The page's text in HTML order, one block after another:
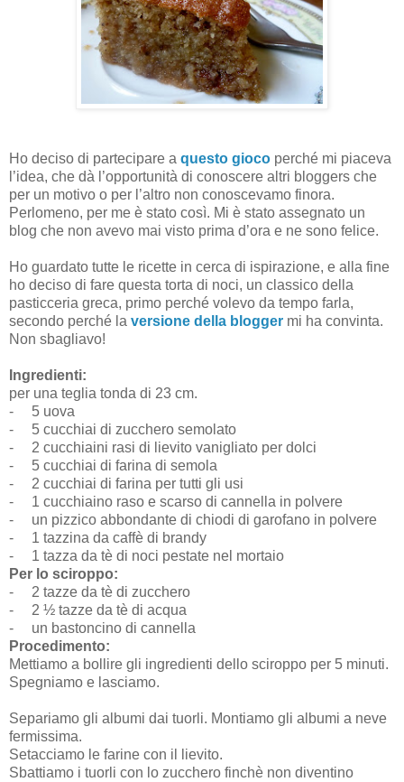
Ho deciso di partecipare a questo gioco perché mi piaceva
l’idea, che dà l’opportunità di conoscere altri bloggers che
per un motivo o per l’altro non conoscevamo finora.
Perlomeno, per me è stato così. Mi è stato assegnato un
blog che non avevo mai visto prima d’ora e ne sono felice.
Ho guardato tutte le ricette in cerca di ispirazione, e alla fine
ho deciso di fare questa torta di noci, un classico della
pasticceria greca, primo perché volevo da tempo farla,
secondo perché la versione della blogger mi ha convinta.
Non sbagliavo!
Ingredienti:
per una teglia tonda di 23 cm.
-
5 uova
-
5 cucchiai di zucchero semolato
-
2 cucchiaini rasi di lievito vanigliato per dolci
-
5 cucchiai di farina di semola
-
2 cucchiai di farina per tutti gli usi
-
1 cucchiaino raso e scarso di cannella in polvere
-
un pizzico abbondante di chiodi di garofano in polvere
-
1 tazzina da caffè di brandy
-
1 tazza da tè di noci pestate nel mortaio
Per lo sciroppo:
-
2 tazze da tè di zucchero
-
2 ½ tazze da tè di acqua
-
un bastoncino di cannella
Procedimento:
Mettiamo a bollire gli ingredienti dello sciroppo per 5 minuti.
Spegniamo e lasciamo.
Separiamo gli albumi dai tuorli. Montiamo gli albumi a neve
fermissima.
Setacciamo le farine con il lievito.
Sbattiamo i tuorli con lo zucchero finchè non diventino